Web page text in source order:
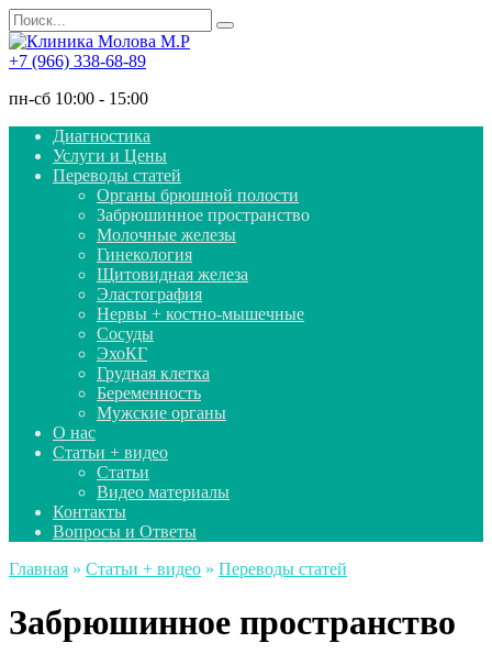
Перейти
к
содержанию
Search
for:
+7 (966) 338-68-89
пн-сб 10:00 - 15:00
Диагностика
Услуги и Цены
Переводы статей
Органы брюшной полости
Забрюшинное пространство
Молочные железы
Гинекология
Щитовидная железа
Эластография
Нервы + костно-мышечные
Сосуды
ЭхоКГ
Грудная клетка
Беременность
Мужские органы
О нас
Статьи + видео
Статьи
Видео материалы
Контакты
Вопросы и Ответы
Главная » Статьи + видео » Переводы статей
Забрюшинное пространство